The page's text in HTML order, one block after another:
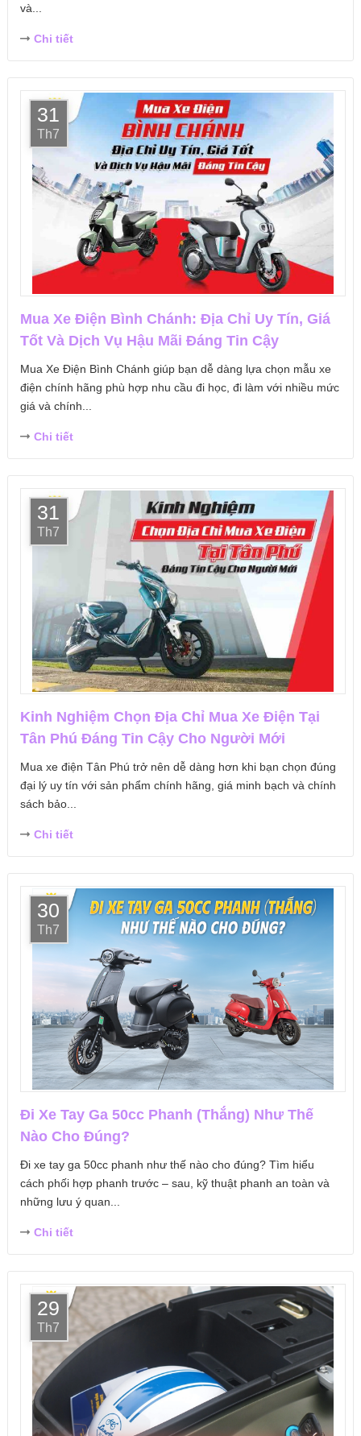
và...
Chi tiết
31
Th7
Mua Xe Điện Bình Chánh: Địa Chỉ Uy Tín, Giá
Tốt Và Dịch Vụ Hậu Mãi Đáng Tin Cậy
Mua Xe Điện Bình Chánh giúp bạn dễ dàng lựa chọn mẫu xe
điện chính hãng phù hợp nhu cầu đi học, đi làm với nhiều mức
giá và chính...
Chi tiết
31
Th7
Kinh Nghiệm Chọn Địa Chỉ Mua Xe Điện Tại
Tân Phú Đáng Tin Cậy Cho Người Mới
Mua xe điện Tân Phú trở nên dễ dàng hơn khi bạn chọn đúng
đại lý uy tín với sản phẩm chính hãng, giá minh bạch và chính
sách bảo...
Chi tiết
30
Th7
Đi Xe Tay Ga 50cc Phanh (Thắng) Như Thế
Nào Cho Đúng?
Đi xe tay ga 50cc phanh như thế nào cho đúng? Tìm hiểu
cách phối hợp phanh trước – sau, kỹ thuật phanh an toàn và
những lưu ý quan...
Chi tiết
29
Th7